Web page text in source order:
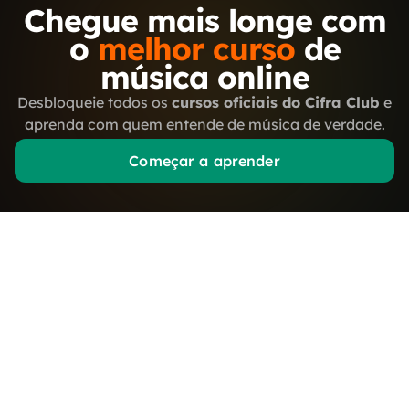
Chegue mais longe com
omelhor cursode
música online
Desbloqueie todos os cursos oficiais do Cifra Club e
aprenda com quem entende de música de verdade.
Começar a aprender